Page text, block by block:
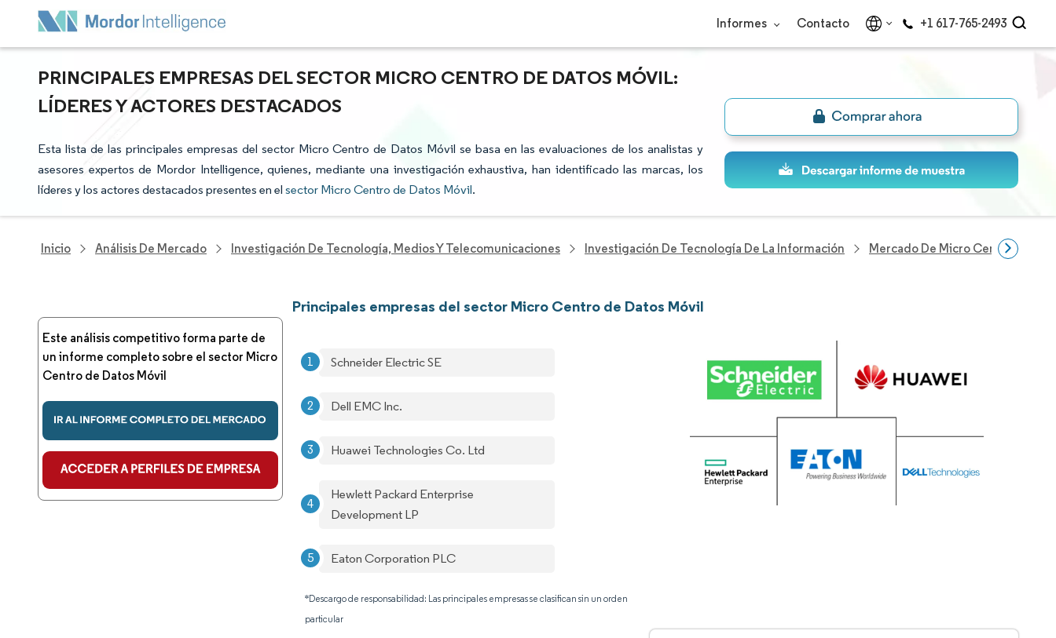
Informes Contacto +1 617-765-2493
PRINCIPALES EMPRESAS DEL SECTOR MICRO CENTRO DE DATOS MÓVIL:
LÍDERES Y ACTORES DESTACADOS
Esta lista de las principales empresas del sector Micro Centro de Datos Móvil se basa en las evaluaciones de los analistas y
asesores expertos de Mordor Intelligence, quienes, mediante una investigación exhaustiva, han identificado las marcas, los
líderes y los actores destacados presentes en el sector Micro Centro de Datos Móvil.
Inicio Análisis De Mercado Investigación De Tecnología, Medios Y Telecomunicaciones Investigación De Tecnología De La Información Mercado De Micro Centros De
Este análisis competitivo forma parte de
un informe completo sobre el sector Micro
Centro de Datos Móvil
Principales empresas del sector Micro Centro de Datos Móvil
Schneider Electric SE
Dell EMC Inc.
Huawei Technologies Co. Ltd
Hewlett Packard Enterprise
Development LP
Eaton Corporation PLC
*Descargo de responsabilidad: Las principales empresas se clasifican sin un orden
particular